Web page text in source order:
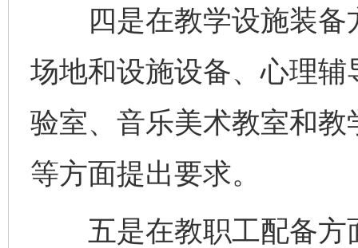
四是在教学设施装备
场地和设施设备、心理
验室、音乐美术教室和
等方面提出要求。
五是在教职工配备方